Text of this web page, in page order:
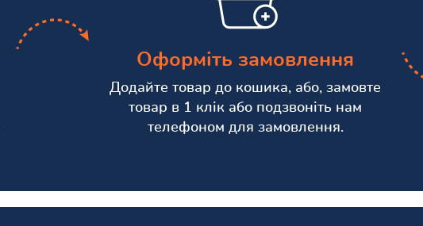
Оформіть замовлення
Додайте товар до кошика, або, замовте
товар в 1 клік або подзвоніть нам
телефоном для замовлення.